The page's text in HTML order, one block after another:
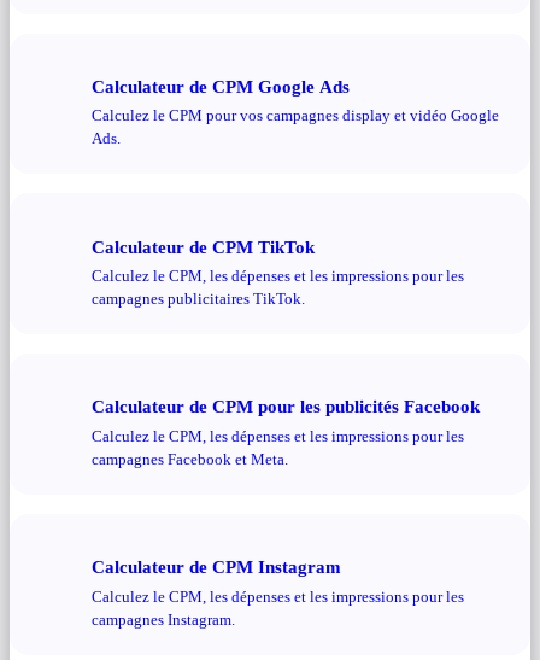
Calculateur de CPM Google Ads
Calculez le CPM pour vos campagnes display et vidéo Google
Ads.
Calculateur de CPM TikTok
Calculez le CPM, les dépenses et les impressions pour les
campagnes publicitaires TikTok.
Calculateur de CPM pour les publicités Facebook
Calculez le CPM, les dépenses et les impressions pour les
campagnes Facebook et Meta.
Calculateur de CPM Instagram
Calculez le CPM, les dépenses et les impressions pour les
campagnes Instagram.